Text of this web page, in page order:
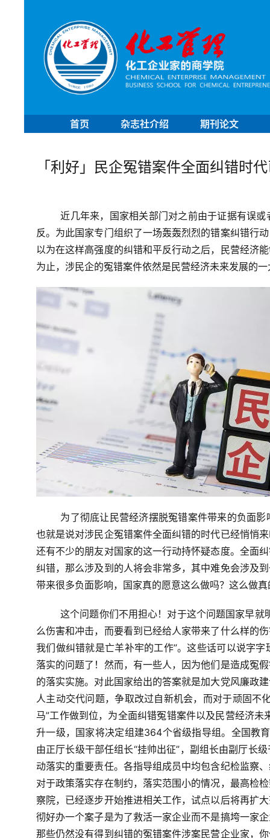
首页 杂志社介绍 期刊论文
「利好」民企冤错案件全面纠错时
近几年来，国家相关部门对之前由于证据有误
反。为此国家专门组织了一场轰轰烈烈的错案纠错行
以为在这样高强度的纠错和平反行动之后，民营经济
为止，涉民企的冤错案件依然是民营经济未来发展的
为了彻底让民营经济摆脱冤错案件带来的负面
也就是说对涉民企冤错案件全面纠错的时代已经悄悄
还有不少的朋友对国家的这一行动持怀疑态度。全面
纠错，那么涉及到的人将会非常多，其中难免会涉及
带来很多负面影响，国家真的愿意这么做吗？这么做
这个问题你们不用担心！对于这个问题国家早
么伤害和冲击，而要看到已经给人家带来了什么样的
我们做纠错就是亡羊补牢的工作”。这些话可以说字
落实的问题了！然而，有一些人，因为他们是造成冤
的落实实施。对此国家给出的答案就是加大党风廉政
人主动交代问题，争取改过自新机会，而对于顽固不
马”工作做到位，为全面纠错冤错案件以及民营经济
升一级，国家将决定组建364个省级指导组。全国教
由正厅长级干部任组长“挂帅出征”，副组长由副厅长
动落实的重要责任。各指导组成员中均包含纪检监察
对于政策落实存在制约，落实范围小的情况，最高检
察院，已经逐步开始推进相关工作，试点以后将再扩
彻好办一个案子是为了救活一家企业而不是搞垮一家
那些仍然没有得到纠错的冤错案件涉案民营企业家，